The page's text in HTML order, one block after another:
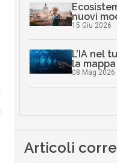
nuovi
15 Giu 2026
L’IA nel
la
08 Mag 2026
Articoli